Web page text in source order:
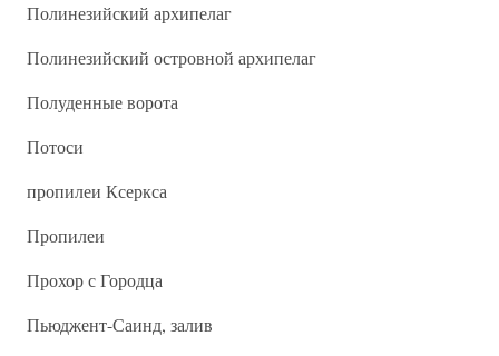
Полинезийский архипелаг
Полинезийский островной архипелаг
Полуденные ворота
Потоси
пропилеи Ксеркса
Пропилеи
Прохор с Городца
Пьюджент-Саинд, залив